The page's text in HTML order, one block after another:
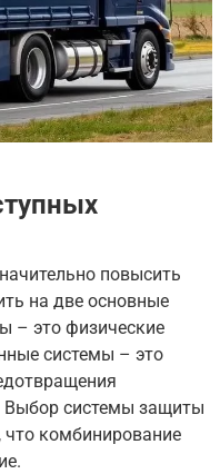
повысить
на две основные
– это физические
системы – это
Выбор системы защиты
комбинирование